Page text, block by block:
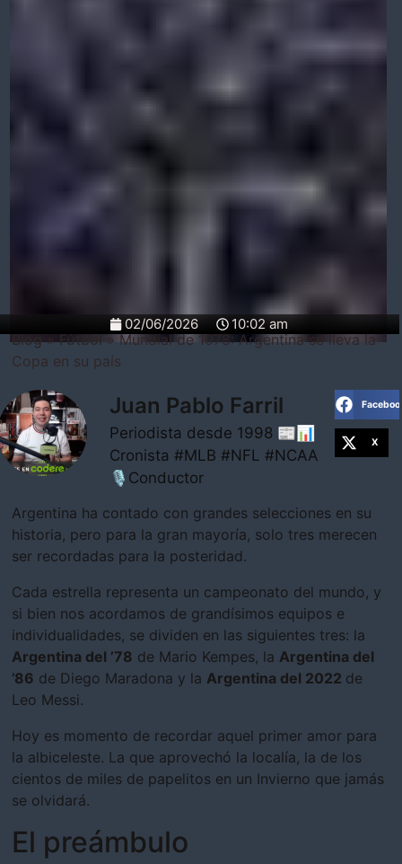
02/06/2026 10:02 am
Blog»Fútbol»Mundial de 1978: Argentina se lleva la
Copa en su país
Juan Pablo Farril
Periodista desde 1998 📰📊
Cronista #MLB #NFL #NCAA
🎙Conductor
X
Argentina ha contado con grandes selecciones en su
historia, pero para la gran mayoría, solo tres merecen
ser recordadas para la posteridad.
Cada estrella representa un campeonato del mundo, y
si bien nos acordamos de grandísimos equipos e
individualidades, se dividen en las siguientes tres: la
Argentina del ’78 de Mario Kempes, la Argentina del
’86 de Diego Maradona y la Argentina del 2022 de
Leo Messi.
Hoy es momento de recordar aquel primer amor para
la albiceleste. La que aprovechó la localía, la de los
cientos de miles de papelitos en un Invierno que jamás
se olvidará.
El preámbulo